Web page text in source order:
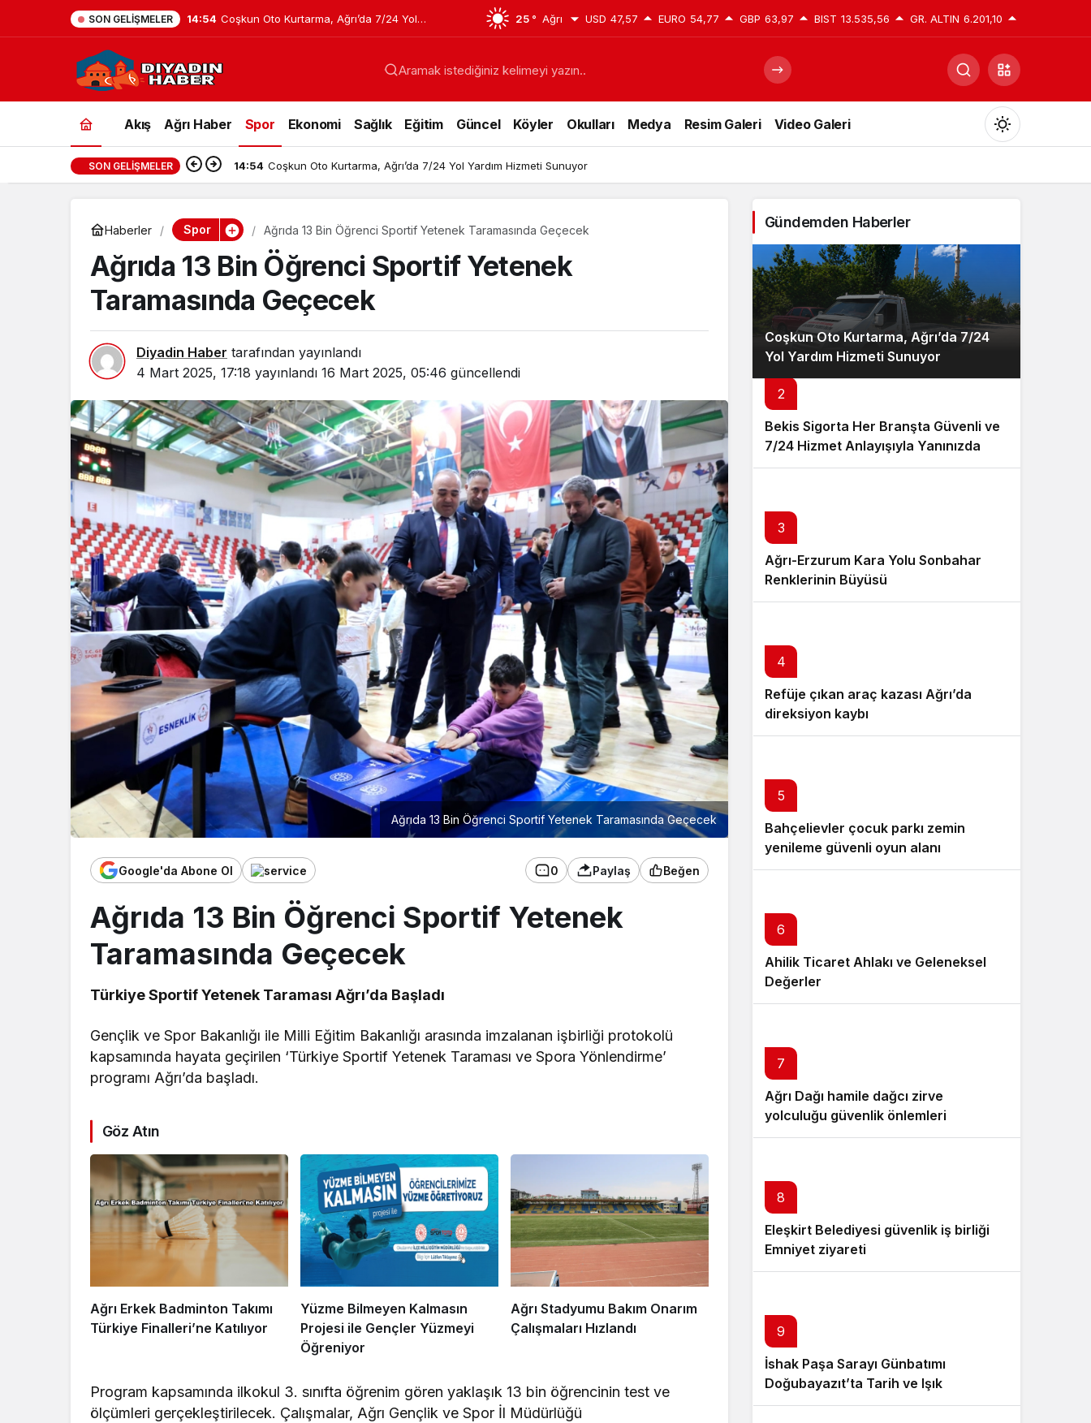
SON GELIŞMELER 16:09 Bekis Sigorta Her Branşta Güvenli ve 7/24 25 ° Ağrı USD 47,57 EURO 54,77 GBP 63,97 BIST 13.535,56 GR. ALTIN 6.201,10
Aramak istediğiniz kelimeyi yazın..
Akış Ağrı Haber Spor Ekonomi Sağlık Eğitim Güncel Köyler Okulları Medya Resim Galeri Video Galeri
Mod
değiştir
Gündüz Modu
Gündüz modunu seçin.
Gece Modu
Gece modunu seçin.
SON GELIŞMELER 16:09 Bekis Sigorta Her Branşta Güvenli ve 7/24 Hizmet Anlayışıyla Yanınızda
Haberler Spor Ağrıda 13 Bin Öğrenci Sportif Yetenek Taramasında Geçecek
Ağrıda 13 Bin Öğrenci Sportif Yetenek
Taramasında Geçecek
Diyadin Haber tarafından yayınlandı
4 Mart 2025, 17:18 yayınlandı 16 Mart 2025, 05:46 güncellendi
Ağrıda 13 Bin Öğrenci Sportif Yetenek Taramasında Geçecek
Google'da Abone Ol 0 Paylaş Beğen
Ağrıda 13 Bin Öğrenci Sportif Yetenek
Taramasında Geçecek
Türkiye Sportif Yetenek Taraması Ağrı’da Başladı
Gençlik ve Spor Bakanlığı ile Milli Eğitim Bakanlığı arasında imzalanan işbirliği protokolü
kapsamında hayata geçirilen ‘Türkiye Sportif Yetenek Taraması ve Spora Yönlendirme’
programı Ağrı’da başladı.
Göz Atın
Ağrı Erkek Badminton Takımı
Türkiye Finalleri’ne Katılıyor
Yüzme Bilmeyen Kalmasın
Projesi ile Gençler Yüzmeyi
Öğreniyor
Ağrı Stadyumu Bakım Onarım
Çalışmaları Hızlandı
Program kapsamında ilkokul 3. sınıfta öğrenim gören yaklaşık 13 bin öğrencinin test ve
ölçümleri gerçekleştirilecek. Çalışmalar, Ağrı Gençlik ve Spor İl Müdürlüğü
Gündemden Haberler
Coşkun Oto Kurtarma, Ağrı’da 7/24
Yol Yardım Hizmeti Sunuyor
2
Bekis Sigorta Her Branşta Güvenli ve
7/24 Hizmet Anlayışıyla Yanınızda
3
Ağrı-Erzurum Kara Yolu Sonbahar
Renklerinin Büyüsü
4
Refüje çıkan araç kazası Ağrı’da
direksiyon kaybı
5
Bahçelievler çocuk parkı zemin
yenileme güvenli oyun alanı
6
Ahilik Ticaret Ahlakı ve Geleneksel
Değerler
7
Ağrı Dağı hamile dağcı zirve
yolculuğu güvenlik önlemleri
8
Eleşkirt Belediyesi güvenlik iş birliği
Emniyet ziyareti
9
İshak Paşa Sarayı Günbatımı
Doğubayazıt’ta Tarih ve Işık